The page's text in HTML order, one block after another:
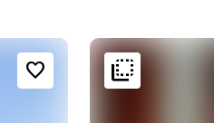
favorite_border
info
flip_to_back
flip_to_back
info